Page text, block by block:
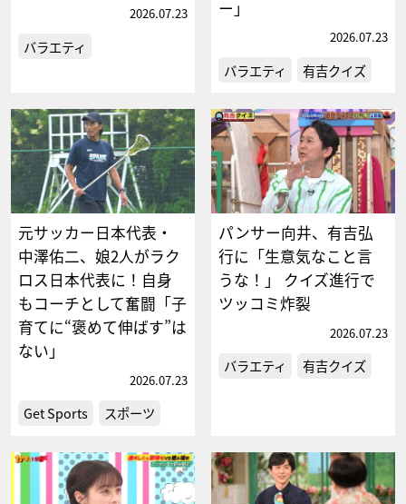
2026.07.23
バラエティ
ー」
2026.07.23
バラエティ 有吉クイズ
元サッカー日本代表・
中澤佑二、娘2人がラク
ロス日本代表に！自身
もコーチとして奮闘「子
育てに“褒めて伸ばす”は
ない」
2026.07.23
Get Sports スポーツ
パンサー向井、有吉弘
行に「生意気なこと言
うな！」 クイズ進行で
ツッコミ炸裂
2026.07.23
バラエティ 有吉クイズ